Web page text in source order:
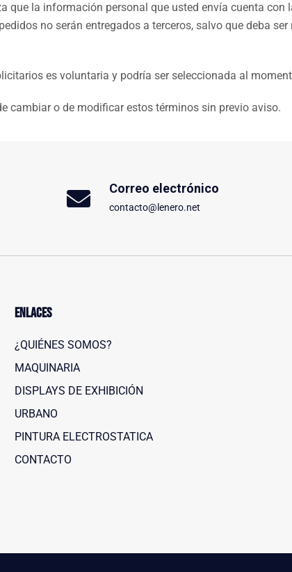
que la información personal que usted envía cuenta
no serán entregados a terceros, salvo que deba
es voluntaria y podría ser seleccionada al
cambiar o de modificar estos términos sin previo aviso.
Correo electrónico
contacto@lenero.net
Enlaces
¿QUIÉNES SOMOS?
MAQUINARIA
DISPLAYS DE EXHIBICIÓN
URBANO
PINTURA ELECTROSTATICA
CONTACTO